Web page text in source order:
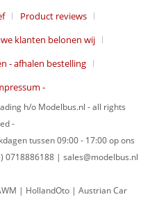
Product reviews
klanten belonen wij
- afhalen bestelling
-
h/o Modelbus.nl - all rights
-
tussen 09:00 - 17:00 op ons
| sales@modelbus.nl
| HollandOto | Austrian Car